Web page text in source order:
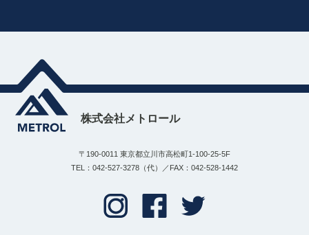
株式会社メトロール
〒190-0011 東京都立川市高松町1-100-25-5F
TEL：042-527-3278（代）／FAX：042-528-1442